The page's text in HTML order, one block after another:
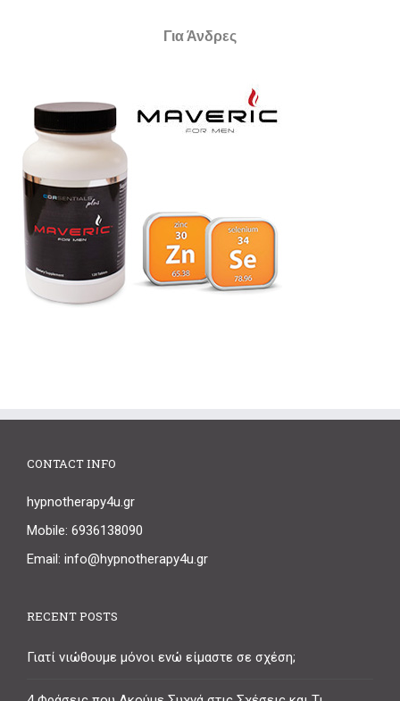
Για Άνδρες
CONTACT INFO
hypnotherapy4u.gr
Mobile: 6936138090
Email: info@hypnotherapy4u.gr
RECENT POSTS
Γιατί νιώθουμε μόνοι ενώ είμαστε σε σχέση;